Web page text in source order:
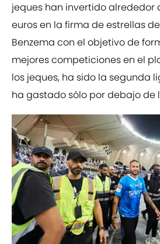
jeques han invertido alrededor
euros en la firma de estrellas
Benzema con el objetivo de
mejores competiciones en el
los jeques, ha sido la segunda
ha gastado sólo por debajo de